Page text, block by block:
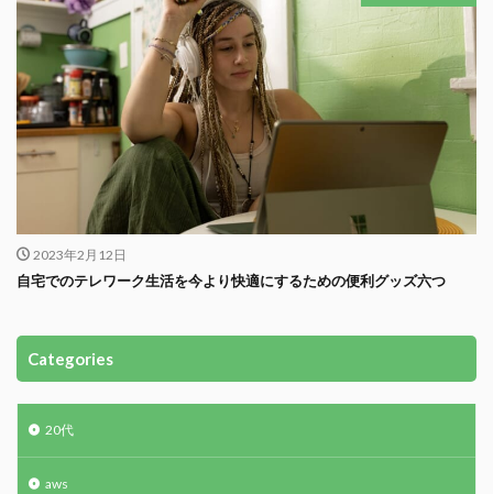
2023年2月12日
自宅でのテレワーク生活を今より快適にするための便利グッズ六つ
Categories
20代
aws